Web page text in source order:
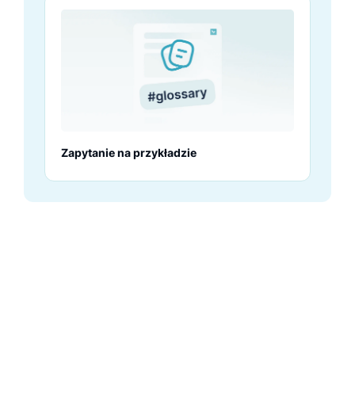
Zapytanie na przykładzie